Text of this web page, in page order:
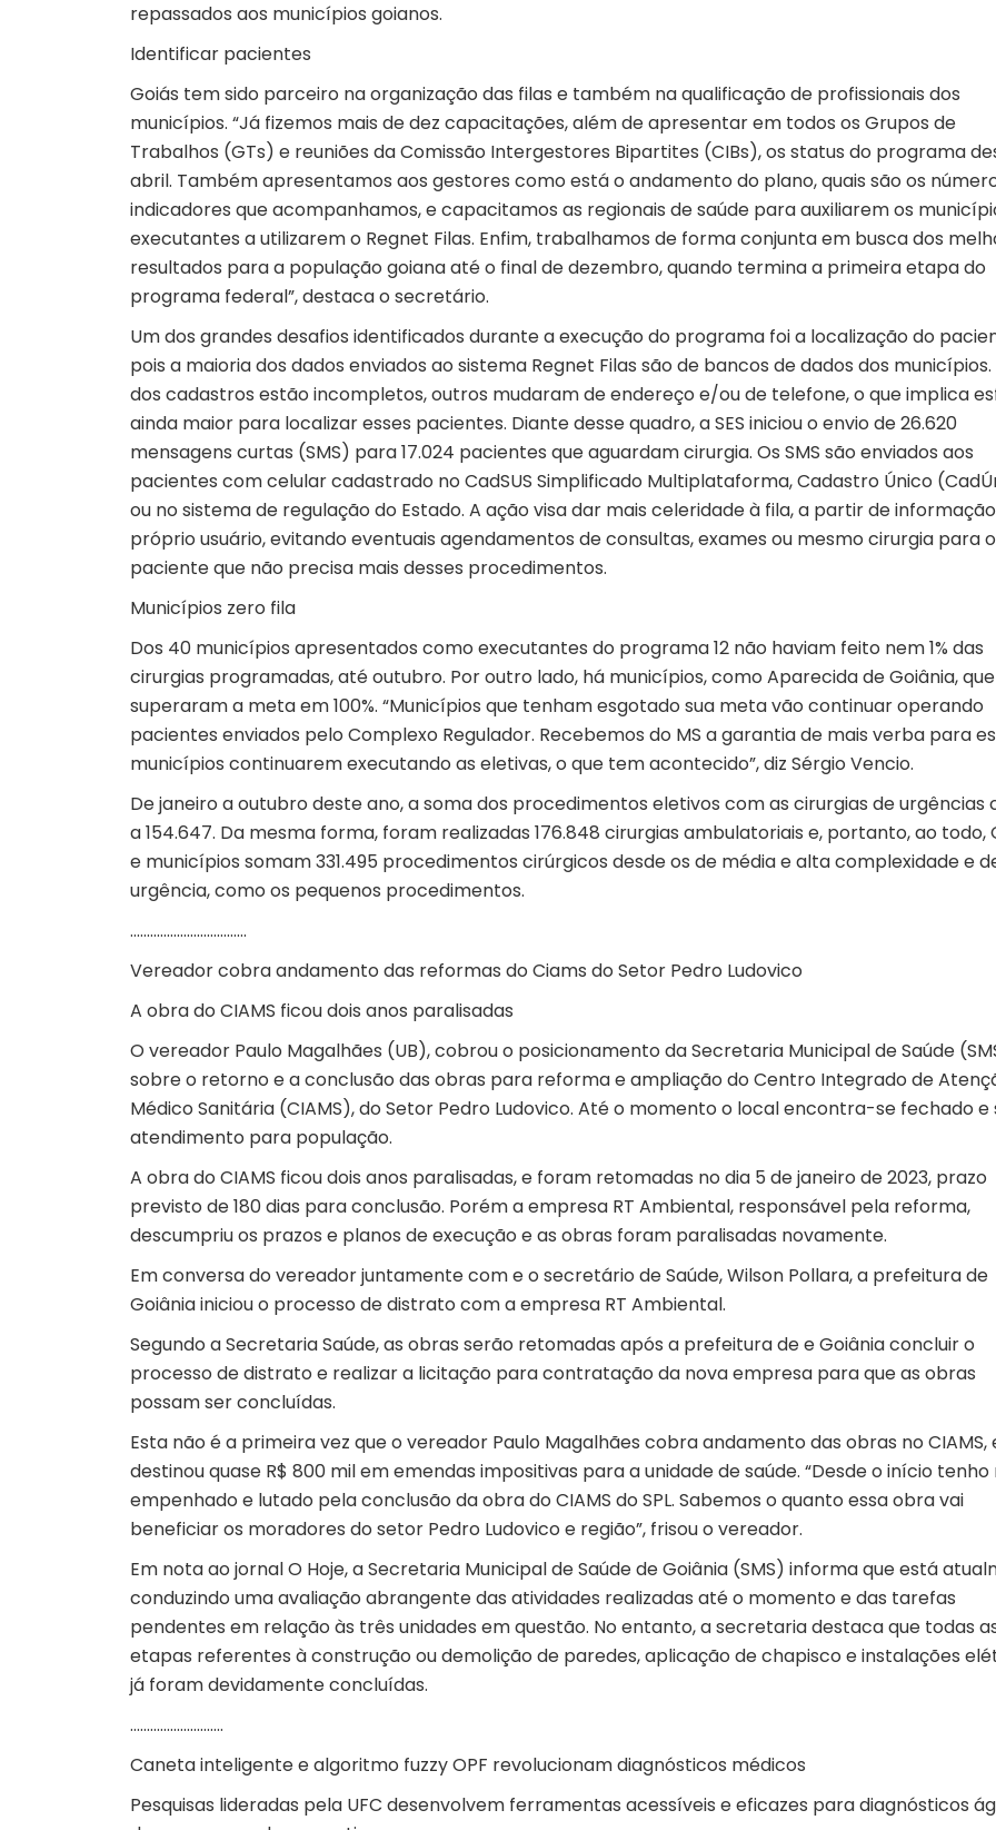
repassados aos municípios goianos.
Identificar pacientes
Goiás tem sido parceiro na organização das filas e também na qualificação de profissionais dos
municípios. “Já fizemos mais de dez capacitações, além de apresentar em todos os Grupos de
Trabalhos (GTs) e reuniões da Comissão Intergestores Bipartites (CIBs), os status do programa
abril. Também apresentamos aos gestores como está o andamento do plano, quais são os
indicadores que acompanhamos, e capacitamos as regionais de saúde para auxiliarem os
executantes a utilizarem o Regnet Filas. Enfim, trabalhamos de forma conjunta em busca dos
resultados para a população goiana até o final de dezembro, quando termina a primeira etapa do
programa federal”, destaca o secretário.
Um dos grandes desafios identificados durante a execução do programa foi a localização do
pois a maioria dos dados enviados ao sistema Regnet Filas são de bancos de dados dos
dos cadastros estão incompletos, outros mudaram de endereço e/ou de telefone, o que implica
ainda maior para localizar esses pacientes. Diante desse quadro, a SES iniciou o envio de 26.620
mensagens curtas (SMS) para 17.024 pacientes que aguardam cirurgia. Os SMS são enviados aos
pacientes com celular cadastrado no CadSUS Simplificado Multiplataforma, Cadastro Único
ou no sistema de regulação do Estado. A ação visa dar mais celeridade à fila, a partir de
próprio usuário, evitando eventuais agendamentos de consultas, exames ou mesmo cirurgia para o
paciente que não precisa mais desses procedimentos.
Municípios zero fila
Dos 40 municípios apresentados como executantes do programa 12 não haviam feito nem 1% das
cirurgias programadas, até outubro. Por outro lado, há municípios, como Aparecida de Goiânia,
superaram a meta em 100%. “Municípios que tenham esgotado sua meta vão continuar operando
pacientes enviados pelo Complexo Regulador. Recebemos do MS a garantia de mais verba para
municípios continuarem executando as eletivas, o que tem acontecido”, diz Sérgio Vencio.
De janeiro a outubro deste ano, a soma dos procedimentos eletivos com as cirurgias de urgências
a 154.647. Da mesma forma, foram realizadas 176.848 cirurgias ambulatoriais e, portanto, ao todo,
e municípios somam 331.495 procedimentos cirúrgicos desde os de média e alta complexidade e
urgência, como os pequenos procedimentos.
……………………………..
Vereador cobra andamento das reformas do Ciams do Setor Pedro Ludovico
A obra do CIAMS ficou dois anos paralisadas
O vereador Paulo Magalhães (UB), cobrou o posicionamento da Secretaria Municipal de Saúde
sobre o retorno e a conclusão das obras para reforma e ampliação do Centro Integrado de
Médico Sanitária (CIAMS), do Setor Pedro Ludovico. Até o momento o local encontra-se fechado e
atendimento para população.
A obra do CIAMS ficou dois anos paralisadas, e foram retomadas no dia 5 de janeiro de 2023, prazo
previsto de 180 dias para conclusão. Porém a empresa RT Ambiental, responsável pela reforma,
descumpriu os prazos e planos de execução e as obras foram paralisadas novamente.
Em conversa do vereador juntamente com e o secretário de Saúde, Wilson Pollara, a prefeitura de
Goiânia iniciou o processo de distrato com a empresa RT Ambiental.
Segundo a Secretaria Saúde, as obras serão retomadas após a prefeitura de e Goiânia concluir o
processo de distrato e realizar a licitação para contratação da nova empresa para que as obras
possam ser concluídas.
Esta não é a primeira vez que o vereador Paulo Magalhães cobra andamento das obras no CIAMS,
destinou quase R$ 800 mil em emendas impositivas para a unidade de saúde. “Desde o início tenho
empenhado e lutado pela conclusão da obra do CIAMS do SPL. Sabemos o quanto essa obra vai
beneficiar os moradores do setor Pedro Ludovico e região”, frisou o vereador.
Em nota ao jornal O Hoje, a Secretaria Municipal de Saúde de Goiânia (SMS) informa que está
conduzindo uma avaliação abrangente das atividades realizadas até o momento e das tarefas
pendentes em relação às três unidades em questão. No entanto, a secretaria destaca que todas
etapas referentes à construção ou demolição de paredes, aplicação de chapisco e instalações
já foram devidamente concluídas.
……………………….
Caneta inteligente e algoritmo fuzzy OPF revolucionam diagnósticos médicos
Pesquisas lideradas pela UFC desenvolvem ferramentas acessíveis e eficazes para diagnósticos